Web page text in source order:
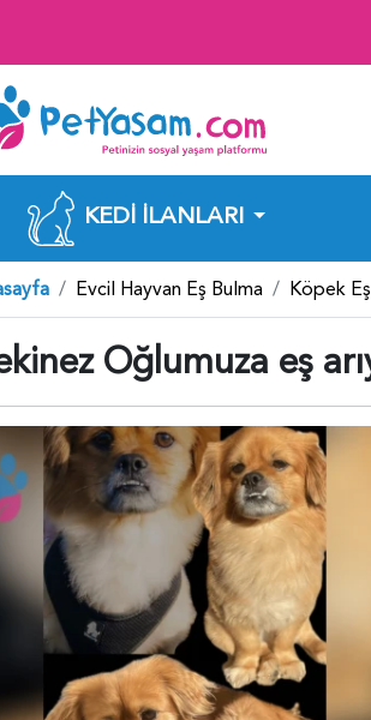
KEDI İLANLARI
Evcil Hayvan Eş Bulma Köpek
Oğlumuza eş